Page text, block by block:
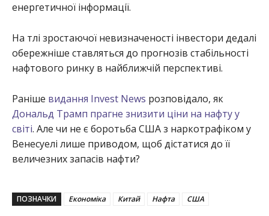
енергетичної інформації.
На тлі зростаючої невизначеності інвестори дедалі
обережніше ставляться до прогнозів стабільності
нафтового ринку в найближчій перспективі.
Раніше видання Invest News розповідало, як
Дональд Трамп прагне знизити ціни на нафту у
світі. Але чи не є боротьба США з наркотрафіком у
Венесуелі лише приводом, щоб дістатися до її
величезних запасів нафти?
ПОЗНАЧКИ Економіка Китай Нафта США